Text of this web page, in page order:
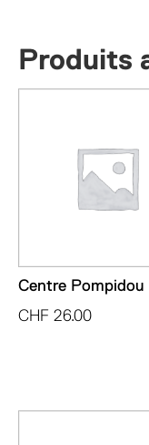
Produits
Centre Pompidou
CHF 26.00